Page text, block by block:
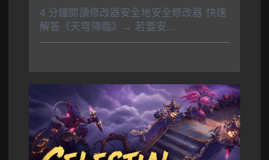
4 分鐘閱讀修改器安全地安全修改器 快速
解答《天穹降臨》→ 若要安…